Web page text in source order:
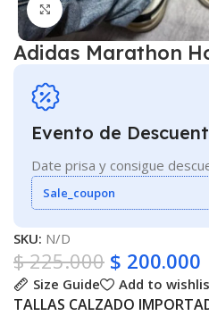
Click to enlarge
Adidas Marathon
Evento de
Date prisa y consigue
Sale_coupon
SKU: N/D
$225.000 $ 200.000
Size Guide Add to
TALLAS CALZADO